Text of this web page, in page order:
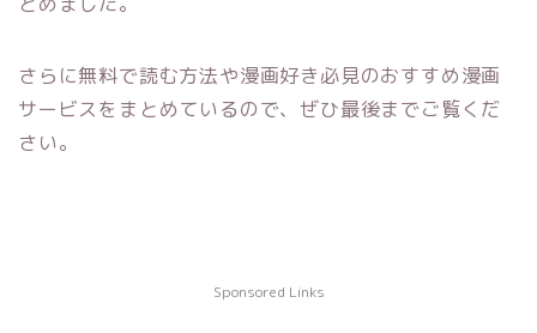
さらに無料で読む方法や漫画好き必見のおすすめ漫画
サービスをまとめているので、ぜひ最後までご覧くだ
さい。
Sponsored Links